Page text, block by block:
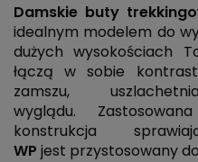
Damskie buty
idealnym modelem do
dużych wysokościach
łączą w sobie
zamszu,
wyglądu.
konstrukcja
WP jest przystosowany